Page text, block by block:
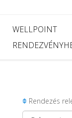
WELLPOINT
Rendezés